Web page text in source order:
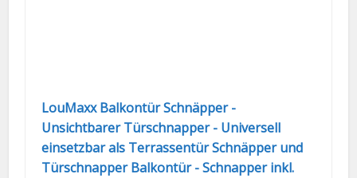
LouMaxx Balkontür Schnäpper -
Unsichtbarer Türschnapper - Universell
einsetzbar als Terrassentür Schnäpper und
Türschnapper Balkontür - Schnapper inkl.